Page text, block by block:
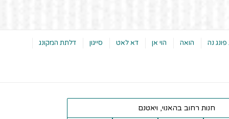
נה הואה הוי אן דא לאט סייגון דלתת המקונג